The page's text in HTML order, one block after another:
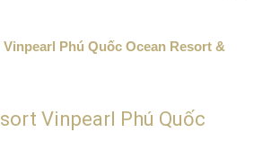
Vinpearl Phú Quốc Ocean Resort &
Vinpearl Phú Quốc